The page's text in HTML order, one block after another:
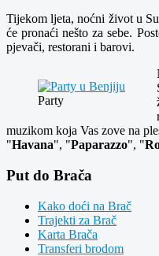
Tijekom ljeta, noćni život u
će pronaći nešto za sebe.
pjevači, restorani i barovi.
Party
muzikom koja Vas zove na
"Havana", "Paparazzo", "
Put do Brača
Kako doći na Brač
Trajekti za Brač
Karta Brača
Transferi brodom